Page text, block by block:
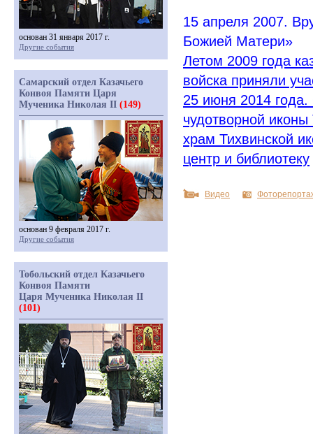
15 апреля 2007.
Божией Матери»
Летом 2009 года
войска приняли
25 июня 2014 года.
чудотворной
храм Тихвинской
центр и библиотеку
Видео
основан 31 января 2017 г.
Другие события
Самарский отдел Казачьего
Конвоя Памяти Царя
Мученика Николая II (149)
основан 9 февраля 2017 г.
Другие события
Тобольский отдел Казачьего
Конвоя Памяти
Царя Мученика Николая II
(101)